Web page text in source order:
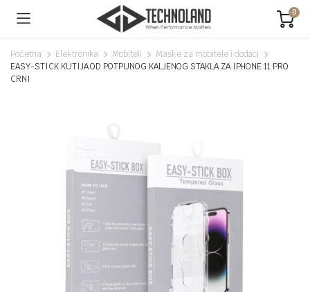
0
Početna Elektronika Mobiteli
Maske za mobitele i dodaci
EASY-STICK KUTIJA OD POTPUNOG KALJENOG STAKLA ZA IPHONE 11 PRO
CRNI